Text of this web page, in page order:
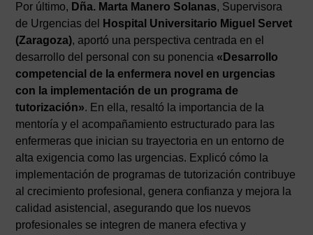
Por último, Dña. Marta Manero Solanas, Supervisora
de Urgencias del
Hospital Universitario Miguel Servet
(Zaragoza), aportó una perspectiva centrada en el
desarrollo del personal con su ponencia «Desarrollo
competencial de la enfermera novel en urgencias
con la implementación de un programa de
tutorización». En ella, resaltó la importancia de la
mentoría y el acompañamiento estructurado para las
enfermeras que inician su trayectoria en un entorno de
alta exigencia como las urgencias. Explicó cómo la
implementación de programas de tutorización contribuye
al crecimiento profesional, genera confianza y mejora la
calidad asistencial, asegurando que los nuevos
profesionales se integren de manera efectiva y